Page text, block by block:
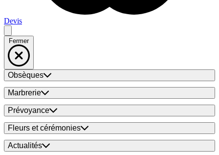
Devis
Fermer
Obsèques
Marbrerie
Prévoyance
Fleurs et cérémonies
Actualités